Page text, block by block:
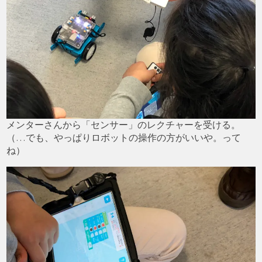
メンターさんから「センサー」のレクチャーを受ける。
（…でも、やっぱりロボットの操作の方がいいや。って
ね）